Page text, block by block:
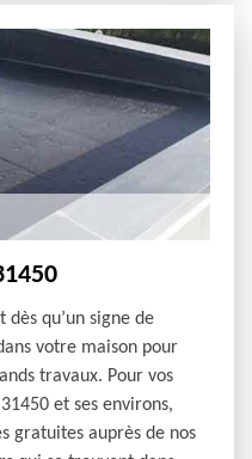
qu’un signe de
votre maison pour
travaux. Pour vos
et ses environs,
gratuites auprès de nos